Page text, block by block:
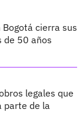
Bogotá cierra sus
de 50 años
legales que
parte de la